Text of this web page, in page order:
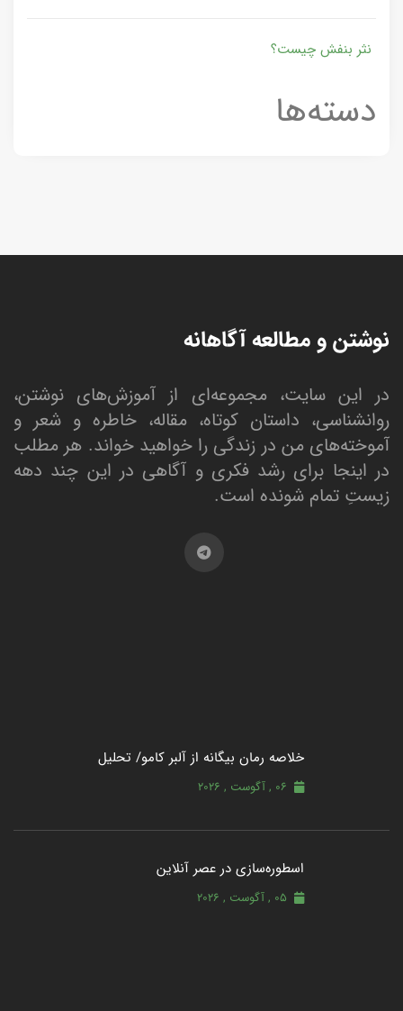
نثر بنفش چیست؟
دسته‌ها
نوشتن و مطالعه آگاهانه
در این سایت، مجموعه‌ای از آموزش‌های نوشتن،
روانشناسی، داستان کوتاه، مقاله، خاطره و شعر و
آموخته‌های من در زندگی را خواهید خواند. هر مطلب
در اینجا برای رشد فکری و آگاهی در این چند دهه
زیستِ تمام شونده است.
خلاصه رمان بیگانه از آلبر کامو/ تحلیل
06 , آگوست , 2026
اسطوره‌سازی در عصر آنلاین
05 , آگوست , 2026